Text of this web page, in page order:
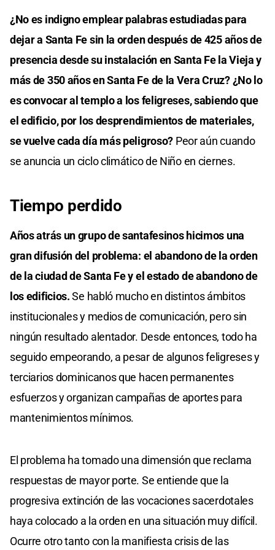
¿No es indigno emplear palabras estudiadas para
dejar a Santa Fe sin la orden después de 425 años de
presencia desde su instalación en Santa Fe la Vieja y
más de 350 años en Santa Fe de la Vera Cruz? ¿No lo
es convocar al templo a los feligreses, sabiendo que
el edificio, por los desprendimientos de materiales,
se vuelve cada día más peligroso? Peor aún cuando
se anuncia un ciclo climático de Niño en ciernes.
Tiempo perdido
Años atrás un grupo de santafesinos hicimos una
gran difusión del problema: el abandono de la orden
de la ciudad de Santa Fe y el estado de abandono de
los edificios.Se habló mucho en distintos ámbitos
institucionales y medios de comunicación, pero sin
ningún resultado alentador. Desde entonces, todo ha
seguido empeorando, a pesar de algunos feligreses y
terciarios dominicanos que hacen permanentes
esfuerzos y organizan campañas de aportes para
mantenimientos mínimos.
El problema ha tomado una dimensión que reclama
respuestas de mayor porte. Se entiende que la
progresiva extinción de las vocaciones sacerdotales
haya colocado a la orden en una situación muy difícil.
Ocurre otro tanto con la manifiesta crisis de las